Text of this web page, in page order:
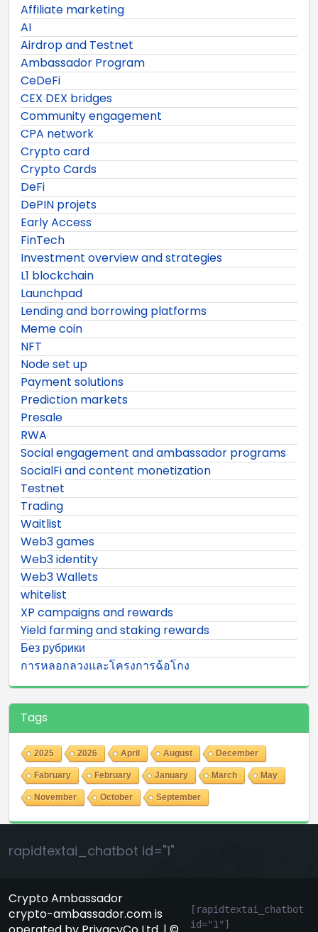
Affiliate marketing
AI
Airdrop and Testnet
Ambassador Program
CeDeFi
CEX DEX bridges
Community engagement
CPA network
Crypto card
Crypto Cards
DeFi
DePIN projets
Early Access
FinTech
Investment overview and strategies
L1 blockchain
Launchpad
Lending and borrowing platforms
Meme coin
NFT
Node set up
Payment solutions
Prediction markets
Presale
RWA
Social engagement and ambassador programs
SocialFi and content monetization
Testnet
Trading
Waitlist
Web3 games
Web3 identity
Web3 Wallets
whitelist
XP campaigns and rewards
Yield farming and staking rewards
Без рубрики
การหลอกลวงและโครงการฉ้อโกง
Tags
2025 2026 April August December
Fabruary February January March May
November October September
rapidtextai_chatbot id="1"
Crypto Ambassador
crypto-ambassador.com is
[rapidtextai_chatbot
id="1"]